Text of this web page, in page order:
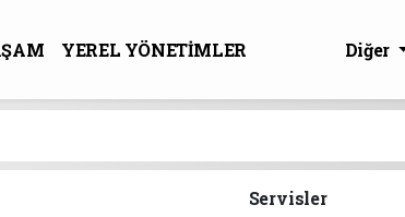
YEREL YÖNETİMLER
Diğer
Servisler